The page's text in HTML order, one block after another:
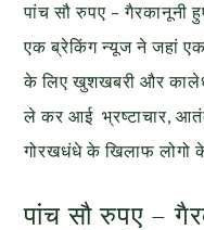
पांच सौ रुपए – गैरकानूनी
एक ब्रेकिंग न्यूज ने जहां
के लिए खुशखबरी और
ले कर आई भ्रष्टाचार,
गोरखधंधे के खिलाफ लोगो
पांच सौ रुपए –